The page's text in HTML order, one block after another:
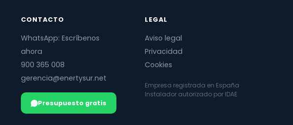
CONTACTO
WhatsApp: Escríbenos
ahora
900 365 008
gerencia@enertysur.net
Presupuesto gratis
LEGAL
Aviso legal
Privacidad
Cookies
Empresa registrada en España
Instalador autorizado por IDAE